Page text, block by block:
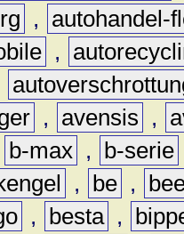
,
autohandel-
,
, avensis ,
b-max , b-serie
, be ,
, besta ,